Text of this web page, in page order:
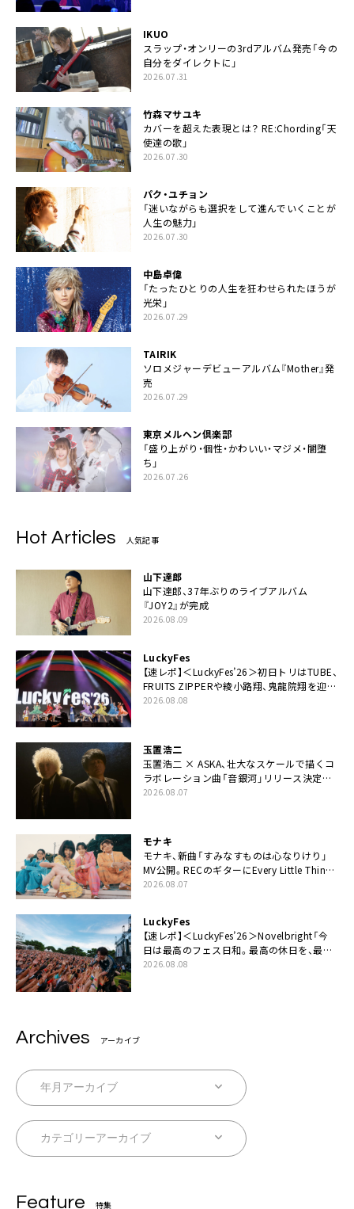
IKUO
スラップ・オンリーの3rdアルバム発売「今の
自分をダイレクトに」
2026.07.31
竹森マサユキ
カバーを超えた表現とは？ RE:Chording「天
使達の歌」
2026.07.30
パク・ユチョン
「迷いながらも選択をして進んでいくことが
人生の魅力」
2026.07.30
中島卓偉
「たったひとりの人生を狂わせられたほうが
光栄」
2026.07.29
TAIRIK
ソロメジャーデビューアルバム『Mother』発
売
2026.07.29
東京メルヘン倶楽部
「盛り上がり・個性・かわいい・マジメ・闇堕
ち」
2026.07.26
Hot Articles 人気記事
山下達郎
山下達郎、37年ぶりのライブアルバム
『JOY2』が完成
2026.08.09
LuckyFes
【速レポ】＜LuckyFes’26＞初日トリはTUBE、
FRUITS ZIPPERや綾小路翔、鬼龍院翔を迎え
た豪華コラボも「知ってたらぜひ一緒に歌っ
2026.08.08
玉置浩二
玉置浩二 × ASKA、壮大なスケールで描くコ
ラボレーション曲「音銀河」リリース決定。
カップリングには新曲「命の宿り」収録も
2026.08.07
モナキ
モナキ、新曲「すみなすものは心なりけり」
MV公開。RECのギターにEvery Little Thing・
伊藤一朗参加も
2026.08.07
LuckyFes
【速レポ】＜LuckyFes’26＞Novelbright「今
日は最高のフェス日和。最高の休日を、最高
の夏休みを作っていきたい」
2026.08.08
Archives アーカイブ
Feature 特集